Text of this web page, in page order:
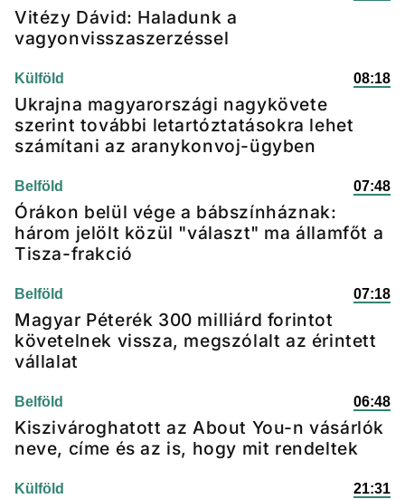
Vitézy Dávid: Haladunk a
vagyonvisszaszerzéssel
Külföld 08:18
Ukrajna magyarországi nagykövete
szerint további letartóztatásokra lehet
számítani az aranykonvoj-ügyben
Belföld 07:48
Órákon belül vége a bábszínháznak:
három jelölt közül "választ" ma államfőt a
Tisza-frakció
Belföld 07:18
Magyar Péterék 300 milliárd forintot
követelnek vissza, megszólalt az érintett
vállalat
Belföld 06:48
Kiszivároghatott az About You-n vásárlók
neve, címe és az is, hogy mit rendeltek
Külföld 21:31